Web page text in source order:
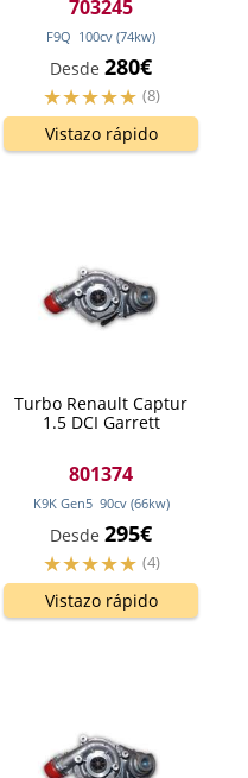
703245
F9Q 100cv (74kw)
Desde 280€
(8)
Vistazo rápido
Turbo Renault Captur
1.5 DCI Garrett
801374
K9K Gen5 90cv (66kw)
Desde 295€
(4)
Vistazo rápido